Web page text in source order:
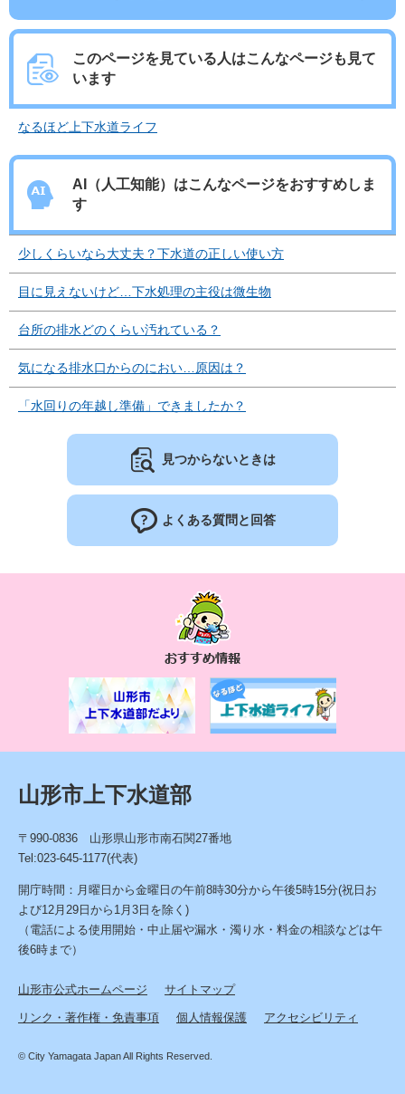
このページを見ている人はこんなページも見て
います
なるほど上下水道ライフ
AI（人工知能）はこんなページをおすすめしま
す
少しくらいなら大丈夫？下水道の正しい使い方
目に見えないけど…下水処理の主役は微生物
台所の排水どのくらい汚れている？
気になる排水口からのにおい…原因は？
「水回りの年越し準備」できましたか？
見つからないときは
よくある質問と回答
す
め
情
報
山形市上下水道部
〒990-0836 山形県山形市南石関27番地
Tel:023-645-1177(代表)
開庁時間：月曜日から金曜日の午前8時30分から午後5時15分(祝日お
よび12月29日から1月3日を除く)
（電話による使用開始・中止届や漏水・濁り水・料金の相談などは午
後6時まで）
山形市公式ホームページ サイトマップ
リンク・著作権・免責事項 個人情報保護 アクセシビリティ
© City Yamagata Japan All Rights Reserved.